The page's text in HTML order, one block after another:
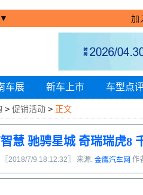
▼ 加
车展 新车上市 车型点
> 促销活动 > 正文
慧 驰骋星城 奇瑞瑞虎8
〖2018/7/9 18:12:32〗 来源: 金鹰汽车网 作